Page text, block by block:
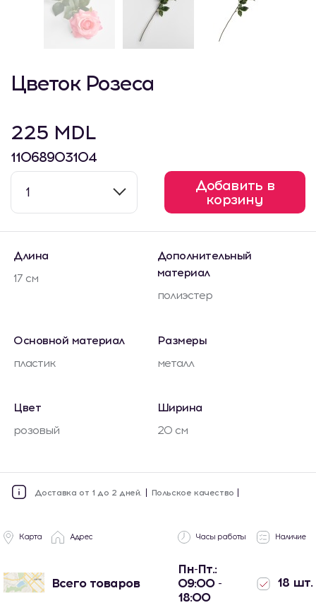
Цветок Розеса
225 MDL
11068903104
1
Добавить в
корзину
Длина
17 см
Дополнительный
материал
полиэстер
Основной материал
пластик
Размеры
металл
Цвет
розовый
Ширина
20 см
Доставка от 1 до 2 дней. Польское качество
Карта Адрес Часы работы Наличие
Всего товаров
Пн-Пт.:
09:00 -
18:00
18 шт.